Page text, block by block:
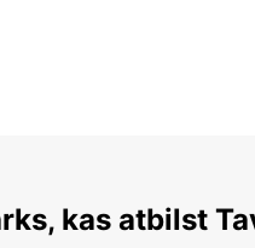
kas atbilst